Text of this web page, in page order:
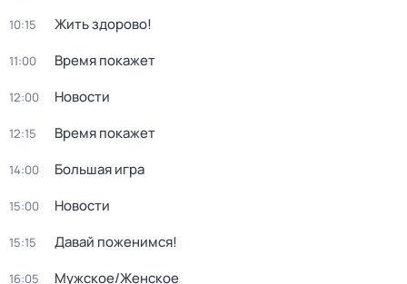
10:15 Жить здорово!
11:00 Время покажет
12:00 Новости
12:15 Время покажет
14:00 Большая игра
15:00 Новости
15:15 Давай поженимся!
16:05 Мужское/Женское